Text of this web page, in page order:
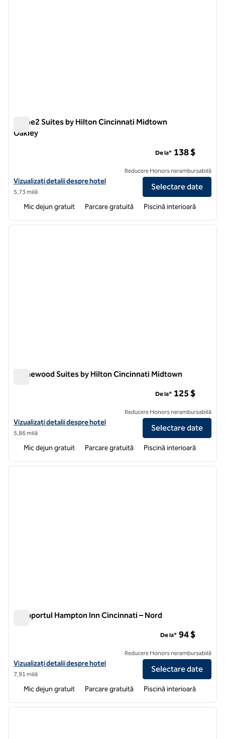
Home2 Suites by Hilton Cincinnati Midtown
Oakley
Vizualizați detaliile hotelului pentru Home2 Suites by Hilton
Vizualizați detalii despre hotel
5,73 milă
De la* 138 $
Reducere Honors nerambursabilă
Selectare date
Mic dejun gratuit Parcare gratuită Piscină interioară
1 din 12
Homewood Suites by Hilton Cincinnati Midtown
Vizualizați detaliile hotelului pentru Homewood Suites by Hilton
Vizualizați detalii despre hotel
5,86 milă
De la* 125 $
Reducere Honors nerambursabilă
Selectare date
Mic dejun gratuit Parcare gratuită Piscină interioară
1 din 12
Aeroportul Hampton Inn Cincinnati – Nord
Vizualizați detaliile hotelului pentru Aeroportul Hampton Inn
Vizualizați detalii despre hotel
7,91 milă
De la* 94 $
Reducere Honors nerambursabilă
Selectare date
Mic dejun gratuit Parcare gratuită Piscină interioară
1 din 12